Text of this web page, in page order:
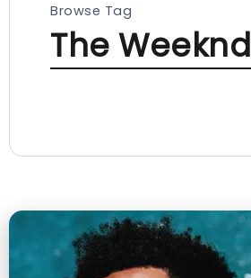
Browse Tag
The Weeknd